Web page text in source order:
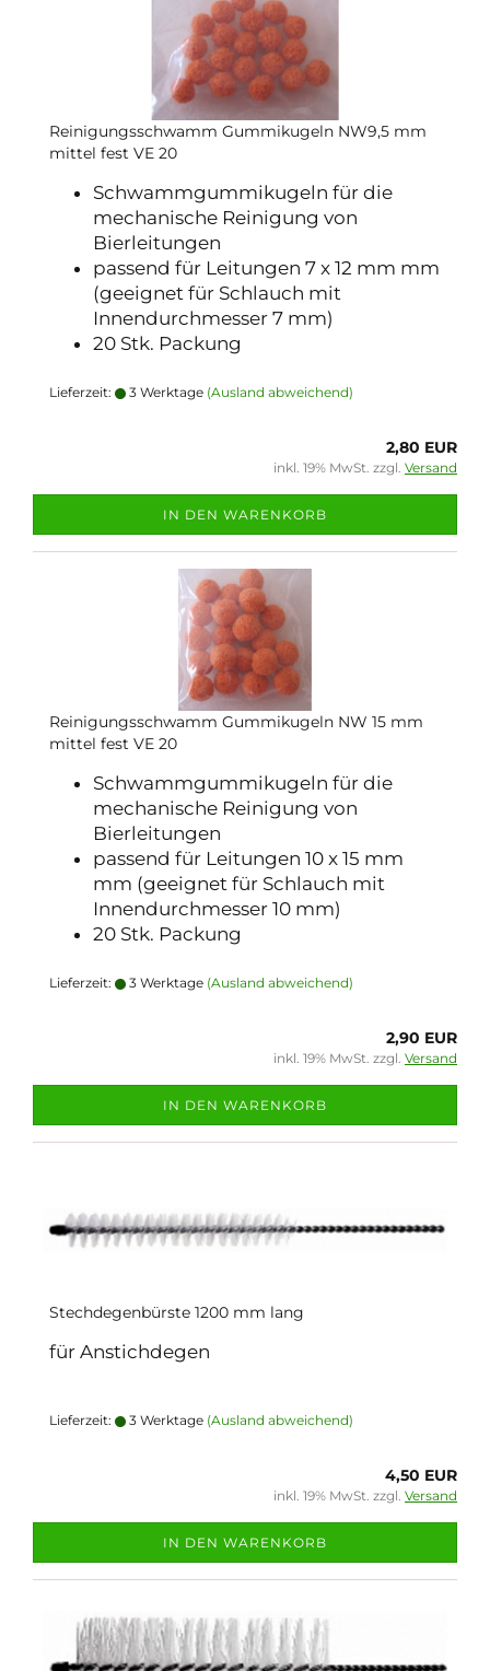
Reinigungsschwamm Gummikugeln NW9,5 mm
mittel fest VE 20
Schwammgummikugeln für die
mechanische Reinigung von
Bierleitungen
passend für Leitungen 7 x 12 mm mm
(geeignet für Schlauch mit
Innendurchmesser 7 mm)
20 Stk. Packung
Lieferzeit: 3 Werktage (Ausland abweichend)
2,80 EUR
inkl. 19% MwSt. zzgl. Versand
IN DEN WARENKORB
Reinigungsschwamm Gummikugeln NW 15 mm
mittel fest VE 20
Schwammgummikugeln für die
mechanische Reinigung von
Bierleitungen
passend für Leitungen 10 x 15 mm
mm (geeignet für Schlauch mit
Innendurchmesser 10 mm)
20 Stk. Packung
Lieferzeit: 3 Werktage (Ausland abweichend)
2,90 EUR
inkl. 19% MwSt. zzgl. Versand
IN DEN WARENKORB
Stechdegenbürste 1200 mm lang
für Anstichdegen
Lieferzeit: 3 Werktage (Ausland abweichend)
4,50 EUR
inkl. 19% MwSt. zzgl. Versand
IN DEN WARENKORB